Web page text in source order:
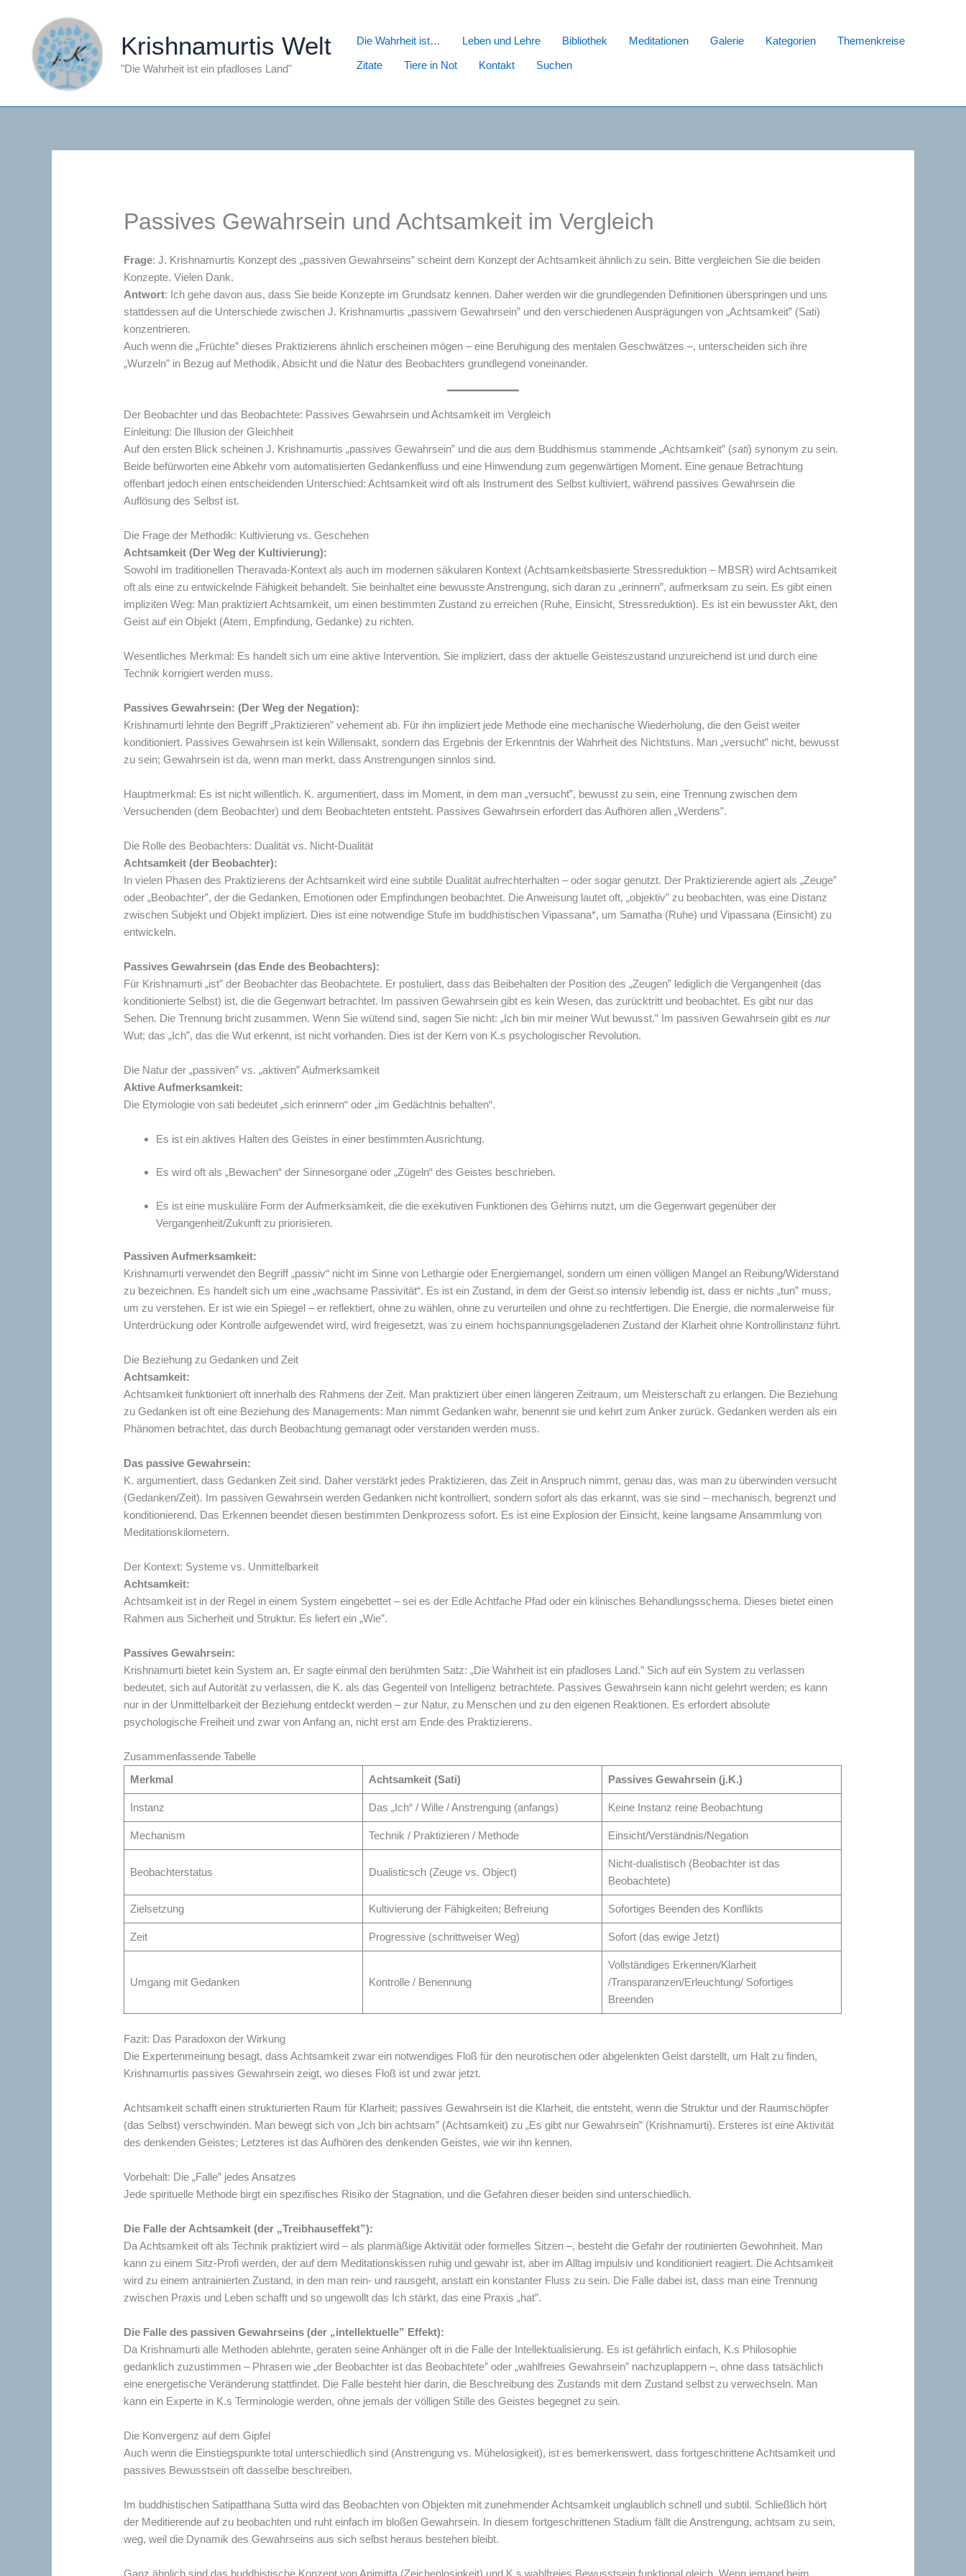
springen
Krishnamurtis Welt
"Die Wahrheit ist ein pfadloses Land"
Die Wahrheit ist… Leben und Lehre Bibliothek Meditationen Galerie Kategorien
Themenkreise
Zitate
Tiere in Not Kontakt Suchen
Passives Gewahrsein und Achtsamkeit im Vergleich
Frage: J. Krishnamurtis Konzept des „passiven Gewahrseins” scheint dem Konzept der Achtsamkeit ähnlich zu sein. Bitte vergleichen Sie die beiden
Konzepte. Vielen Dank.
Antwort: Ich gehe davon aus, dass Sie beide Konzepte im Grundsatz kennen. Daher werden wir die grundlegenden Definitionen überspringen und uns
stattdessen auf die Unterschiede zwischen J. Krishnamurtis „passivem Gewahrsein” und den verschiedenen Ausprägungen von „Achtsamkeit” (Sati)
konzentrieren.
Auch wenn die „Früchte” dieses Praktizierens ähnlich erscheinen mögen – eine Beruhigung des mentalen Geschwätzes –, unterscheiden sich ihre
„Wurzeln” in Bezug auf Methodik, Absicht und die Natur des Beobachters grundlegend voneinander.
Der Beobachter und das Beobachtete: Passives Gewahrsein und Achtsamkeit im Vergleich
Einleitung: Die Illusion der Gleichheit
Auf den ersten Blick scheinen J. Krishnamurtis „passives Gewahrsein” und die aus dem Buddhismus stammende „Achtsamkeit” (sati) synonym zu sein.
Beide befürworten eine Abkehr vom automatisierten Gedankenfluss und eine Hinwendung zum gegenwärtigen Moment. Eine genaue Betrachtung
offenbart jedoch einen entscheidenden Unterschied: Achtsamkeit wird oft als Instrument des Selbst kultiviert, während passives Gewahrsein die
Auflösung des Selbst ist.
Die Frage der Methodik: Kultivierung vs. Geschehen
Achtsamkeit (Der Weg der Kultivierung):
Sowohl im traditionellen Theravada-Kontext als auch im modernen säkularen Kontext (Achtsamkeitsbasierte Stressreduktion – MBSR) wird Achtsamkeit
oft als eine zu entwickelnde Fähigkeit behandelt. Sie beinhaltet eine bewusste Anstrengung, sich daran zu „erinnern”, aufmerksam zu sein. Es gibt einen
impliziten Weg: Man praktiziert Achtsamkeit, um einen bestimmten Zustand zu erreichen (Ruhe, Einsicht, Stressreduktion). Es ist ein bewusster Akt, den
Geist auf ein Objekt (Atem, Empfindung, Gedanke) zu richten.
Wesentliches Merkmal: Es handelt sich um eine aktive Intervention. Sie impliziert, dass der aktuelle Geisteszustand unzureichend ist und durch eine
Technik korrigiert werden muss.
Passives Gewahrsein: (Der Weg der Negation):
Krishnamurti lehnte den Begriff „Praktizieren” vehement ab. Für ihn impliziert jede Methode eine mechanische Wiederholung, die den Geist weiter
konditioniert. Passives Gewahrsein ist kein Willensakt, sondern das Ergebnis der Erkenntnis der Wahrheit des Nichtstuns. Man „versucht” nicht, bewusst
zu sein; Gewahrsein ist da, wenn man merkt, dass Anstrengungen sinnlos sind.
Hauptmerkmal: Es ist nicht willentlich. K. argumentiert, dass im Moment, in dem man „versucht”, bewusst zu sein, eine Trennung zwischen dem
Versuchenden (dem Beobachter) und dem Beobachteten entsteht. Passives Gewahrsein erfordert das Aufhören allen „Werdens”.
Die Rolle des Beobachters: Dualität vs. Nicht-Dualität
Achtsamkeit (der Beobachter):
In vielen Phasen des Praktizierens der Achtsamkeit wird eine subtile Dualität aufrechterhalten – oder sogar genutzt. Der Praktizierende agiert als „Zeuge”
oder „Beobachter”, der die Gedanken, Emotionen oder Empfindungen beobachtet. Die Anweisung lautet oft, „objektiv” zu beobachten, was eine Distanz
zwischen Subjekt und Objekt impliziert. Dies ist eine notwendige Stufe im buddhistischen Vipassana*, um Samatha (Ruhe) und Vipassana (Einsicht) zu
entwickeln.
Passives Gewahrsein (das Ende des Beobachters):
Für Krishnamurti „ist” der Beobachter das Beobachtete. Er postuliert, dass das Beibehalten der Position des „Zeugen” lediglich die Vergangenheit (das
konditionierte Selbst) ist, die die Gegenwart betrachtet. Im passiven Gewahrsein gibt es kein Wesen, das zurücktritt und beobachtet. Es gibt nur das
Sehen. Die Trennung bricht zusammen. Wenn Sie wütend sind, sagen Sie nicht: „Ich bin mir meiner Wut bewusst.” Im passiven Gewahrsein gibt esnur
Wut; das „Ich”, das die Wut erkennt, ist nicht vorhanden. Dies ist der Kern von K.s psychologischer Revolution.
Die Natur der „passiven” vs. „aktiven” Aufmerksamkeit
Aktive Aufmerksamkeit:
Die Etymologie von sati bedeutet „sich erinnern“ oder „im Gedächtnis behalten“.
Es ist ein aktives Halten des Geistes in einer bestimmten Ausrichtung.
Es wird oft als „Bewachen“ der Sinnesorgane oder „Zügeln“ des Geistes beschrieben.
Es ist eine muskuläre Form der Aufmerksamkeit, die die exekutiven Funktionen des Gehirns nutzt, um die Gegenwart gegenüber der
Vergangenheit/Zukunft zu priorisieren.
Passiven Aufmerksamkeit:
Krishnamurti verwendet den Begriff „passiv“ nicht im Sinne von Lethargie oder Energiemangel, sondern um einen völligen Mangel an Reibung/Widerstand
zu bezeichnen. Es handelt sich um eine „wachsame Passivität“. Es ist ein Zustand, in dem der Geist so intensiv lebendig ist, dass er nichts „tun” muss,
um zu verstehen. Er ist wie ein Spiegel – er reflektiert, ohne zu wählen, ohne zu verurteilen und ohne zu rechtfertigen. Die Energie, die normalerweise für
Unterdrückung oder Kontrolle aufgewendet wird, wird freigesetzt, was zu einem hochspannungsgeladenen Zustand der Klarheit ohne Kontrollinstanz führt.
Die Beziehung zu Gedanken und Zeit
Achtsamkeit:
Achtsamkeit funktioniert oft innerhalb des Rahmens der Zeit. Man praktiziert über einen längeren Zeitraum, um Meisterschaft zu erlangen. Die Beziehung
zu Gedanken ist oft eine Beziehung des Managements: Man nimmt Gedanken wahr, benennt sie und kehrt zum Anker zurück. Gedanken werden als ein
Phänomen betrachtet, das durch Beobachtung gemanagt oder verstanden werden muss.
Das passive Gewahrsein:
K. argumentiert, dass Gedanken Zeit sind. Daher verstärkt jedes Praktizieren, das Zeit in Anspruch nimmt, genau das, was man zu überwinden versucht
(Gedanken/Zeit). Im passiven Gewahrsein werden Gedanken nicht kontrolliert, sondern sofort als das erkannt, was sie sind – mechanisch, begrenzt und
konditionierend. Das Erkennen beendet diesen bestimmten Denkprozess sofort. Es ist eine Explosion der Einsicht, keine langsame Ansammlung von
Meditationskilometern.
Der Kontext: Systeme vs. Unmittelbarkeit
Achtsamkeit:
Achtsamkeit ist in der Regel in einem System eingebettet – sei es der Edle Achtfache Pfad oder ein klinisches Behandlungsschema. Dieses bietet einen
Rahmen aus Sicherheit und Struktur. Es liefert ein „Wie”.
Passives Gewahrsein:
Krishnamurti bietet kein System an. Er sagte einmal den berühmten Satz: „Die Wahrheit ist ein pfadloses Land.” Sich auf ein System zu verlassen
bedeutet, sich auf Autorität zu verlassen, die K. als das Gegenteil von Intelligenz betrachtete. Passives Gewahrsein kann nicht gelehrt werden; es kann
nur in der Unmittelbarkeit der Beziehung entdeckt werden – zur Natur, zu Menschen und zu den eigenen Reaktionen. Es erfordert absolute
psychologische Freiheit und zwar von Anfang an, nicht erst am Ende des Praktizierens.
Zusammenfassende Tabelle
Merkmal
Achtsamkeit (Sati) Passives Gewahrsein (j.K.)
Instanz Das „Ich“ / Wille / Anstrengung (anfangs) Keine Instanz reine Beobachtung
Mechanism Technik / Praktizieren / Methode Einsicht/Verständnis/Negation
Beobachterstatus Dualisticsch (Zeuge vs. Object)
Nicht-dualistisch (Beobachter ist das
Beobachtete)
Zielsetzung Kultivierung der Fähigkeiten; Befreiung Sofortiges Beenden des Konflikts
Zeit Progressive (schrittweiser Weg) Sofort (das ewige Jetzt)
Umgang mit Gedanken Kontrolle / Benennung
Vollständiges Erkennen/Klarheit
/Transparanzen/Erleuchtung/ Sofortiges
Breenden
Fazit: Das Paradoxon der Wirkung
Die Expertenmeinung besagt, dass Achtsamkeit zwar ein notwendiges Floß für den neurotischen oder abgelenkten Geist darstellt, um Halt zu finden,
Krishnamurtis passives Gewahrsein zeigt, wo dieses Floß ist und zwar jetzt.
Achtsamkeit schafft einen strukturierten Raum für Klarheit; passives Gewahrsein ist die Klarheit, die entsteht, wenn die Struktur und der Raumschöpfer
(das Selbst) verschwinden. Man bewegt sich von „Ich bin achtsam” (Achtsamkeit) zu „Es gibt nur Gewahrsein” (Krishnamurti). Ersteres ist eine Aktivität
des denkenden Geistes; Letzteres ist das Aufhören des denkenden Geistes, wie wir ihn kennen.
Vorbehalt: Die „Falle” jedes Ansatzes
Jede spirituelle Methode birgt ein spezifisches Risiko der Stagnation, und die Gefahren dieser beiden sind unterschiedlich.
Die Falle der Achtsamkeit (der „Treibhauseffekt”):
Da Achtsamkeit oft als Technik praktiziert wird – als planmäßige Aktivität oder formelles Sitzen –, besteht die Gefahr der routinierten Gewohnheit. Man
kann zu einem Sitz-Profi werden, der auf dem Meditationskissen ruhig und gewahr ist, aber im Alltag impulsiv und konditioniert reagiert. Die Achtsamkeit
wird zu einem antrainierten Zustand, in den man rein- und rausgeht, anstatt ein konstanter Fluss zu sein. Die Falle dabei ist, dass man eine Trennung
zwischen Praxis und Leben schafft und so ungewollt das Ich stärkt, das eine Praxis „hat”.
Die Falle des passiven Gewahrseins (der „intellektuelle” Effekt):
Da Krishnamurti alle Methoden ablehnte, geraten seine Anhänger oft in die Falle der Intellektualisierung. Es ist gefährlich einfach, K.s Philosophie
gedanklich zuzustimmen – Phrasen wie „der Beobachter ist das Beobachtete” oder „wahlfreies Gewahrsein” nachzuplappern –, ohne dass tatsächlich
eine energetische Veränderung stattfindet. Die Falle besteht hier darin, die Beschreibung des Zustands mit dem Zustand selbst zu verwechseln. Man
kann ein Experte in K.s Terminologie werden, ohne jemals der völligen Stille des Geistes begegnet zu sein.
Die Konvergenz auf dem Gipfel
Auch wenn die Einstiegspunkte total unterschiedlich sind (Anstrengung vs. Mühelosigkeit), ist es bemerkenswert, dass fortgeschrittene Achtsamkeit und
passives Bewusstsein oft dasselbe beschreiben.
Im buddhistischen Satipatthana Sutta wird das Beobachten von Objekten mit zunehmender Achtsamkeit unglaublich schnell und subtil. Schließlich hört
der Meditierende auf zu beobachten und ruht einfach im bloßen Gewahrsein. In diesem fortgeschrittenen Stadium fällt die Anstrengung, achtsam zu sein,
weg, weil die Dynamik des Gewahrseins aus sich selbst heraus bestehen bleibt.
Ganz ähnlich sind das buddhistische Konzept von Animitta (Zeichenlosigkeit) und K.s wahlfreies Bewusstsein funktional gleich. Wenn jemand beim